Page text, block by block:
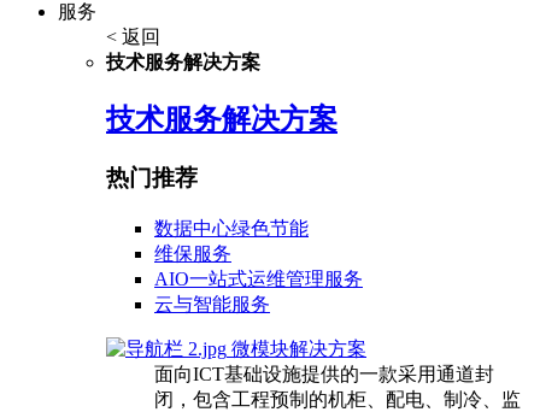
服务
< 返回
技术服务解决方案
技术服务解决方案
热门推荐
数据中心绿色节能
维保服务
AIO一站式运维管理服务
云与智能服务
微模块解决方案
面向ICT基础设施提供的一款采用通道封
闭，包含工程预制的机柜、配电、制冷、监